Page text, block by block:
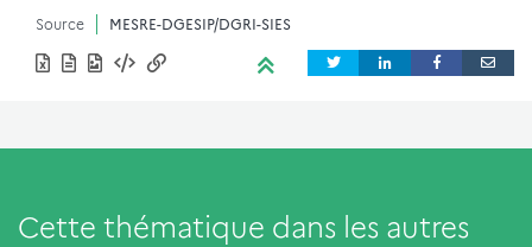
Source MESRE-DGESIP/DGRI-SIES
Cette thématique dans les autres